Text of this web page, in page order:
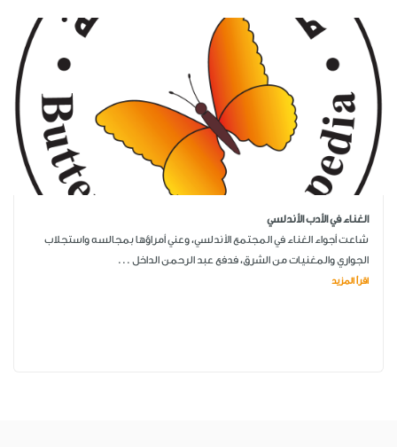
الغناء في الأدب الأندلسي
شاعت أجواء الغناء في المجتمع الأندلسي، وعني أمراؤها بمجالسه واستجلاب
الجواري والمغنيات من الشرق، فدفع عبد الرحمن الداخل ...
اقرأ المزيد